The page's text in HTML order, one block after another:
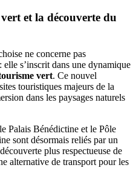
et la découverte du
ne concerne pas
s’inscrit dans une dynamique
vert. Ce nouvel
touristiques majeurs de la
dans les paysages naturels
Palais Bénédictine et le Pôle
sont désormais reliés par un
plus respectueuse de
alternative de transport pour les